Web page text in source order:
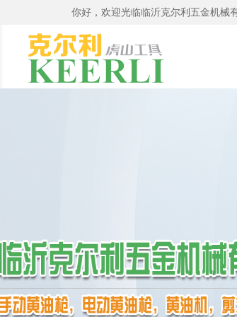
你好，欢迎光临临沂克尔利五金机械